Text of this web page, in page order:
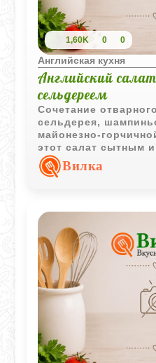
1,60K 0 0
Английская кухня
Английский
сельдереем
Сочетание
сельдерея,
майонезно-
этот салат сытным
вкусу. Хороший
повседневного меню
Вилка